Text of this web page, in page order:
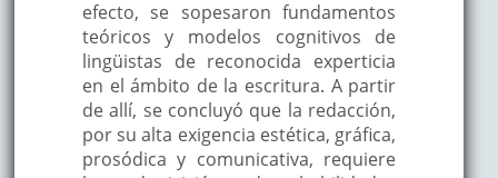
efecto, se sopesaron fundamentos
teóricos y modelos cognitivos de
lingüistas de reconocida experticia
en el ámbito de la escritura. A partir
de allí, se concluyó que la redacción,
por su alta exigencia estética, gráfica,
prosódica y comunicativa, requiere